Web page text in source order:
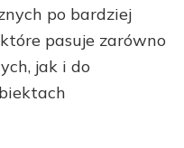
po bardziej
pasuje zarówno
jak i do